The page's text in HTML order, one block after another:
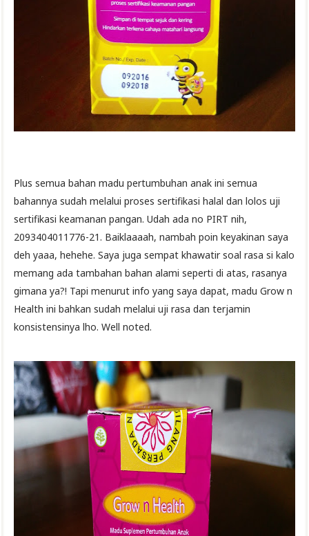
Plus semua bahan madu pertumbuhan anak ini semua
bahannya sudah melalui proses sertifikasi halal dan lolos uji
sertifikasi keamanan pangan. Udah ada no PIRT nih,
2093404011776-21. Baiklaaaah, nambah poin keyakinan saya
deh yaaa, hehehe. Saya juga sempat khawatir soal rasa si kalo
memang ada tambahan bahan alami seperti di atas, rasanya
gimana ya?! Tapi menurut info yang saya dapat, madu Grow n
Health ini bahkan sudah melalui uji rasa dan terjamin
konsistensinya lho. Well noted.